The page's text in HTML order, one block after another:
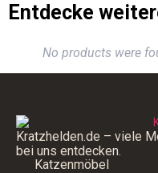
Entdecke
No products were
Kratzhelden.de – viele
bei uns entdecken.
Katzenmöbel